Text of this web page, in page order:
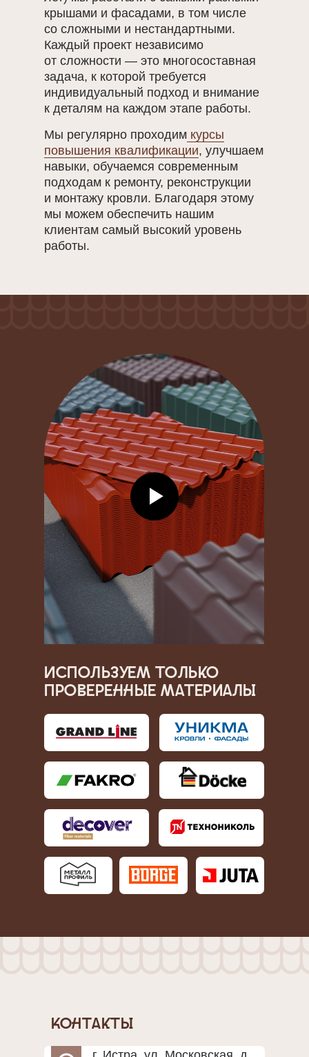
крышами и фасадами, в том числе
со сложными и нестандартными.
Каждый проект независимо
от сложности — это многосоставная
задача, к которой требуется
индивидуальный подход и внимание
к деталям на каждом этапе работы.
Мы регулярно проходим курсы
повышения квалификации, улучшаем
навыки, обучаемся современным
подходам к ремонту, реконструкции
и монтажу кровли. Благодаря этому
мы можем обеспечить нашим
клиентам самый высокий уровень
работы.
Используем только
проверенные материалы
Контакты